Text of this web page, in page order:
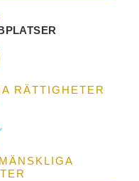
RÄTTIGHETER